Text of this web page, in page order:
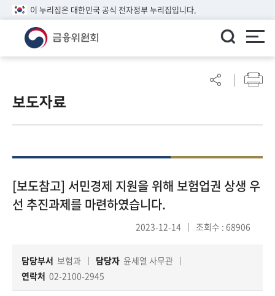
이 누리집은 대한민국 공식 전자정부 누리집입니다.
린
이알
참
여
마
책
마
보도자료
[보도참고] 서민경제 지원을 위해 보험업권 상생 우
선 추진과제를 마련하였습니다.
2023-12-14 조회수 : 68906
담당부서 보험과 담당자 윤세열 사무관
연락처 02-2100-2945